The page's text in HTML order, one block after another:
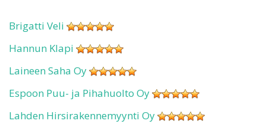
Brigatti Veli
Hannun Klapi
Laineen Saha Oy
Espoon Puu- ja Pihahuolto Oy
Lahden Hirsirakennemyynti Oy